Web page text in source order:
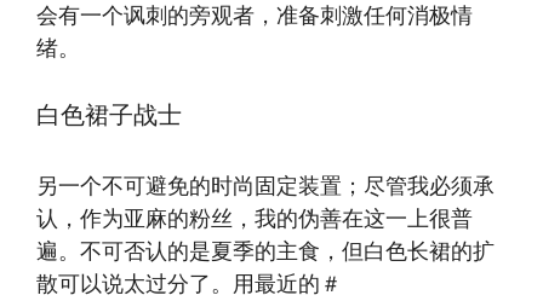
会有一个讽刺的旁观者，准备刺激任何消极情
绪。
白色裙子战士
另一个不可避免的时尚固定装置；尽管我必须承
认，作为亚麻的粉丝，我的伪善在这一上很普
遍。不可否认的是夏季的主食，但白色长裙的扩
散可以说太过分了。用最近的＃